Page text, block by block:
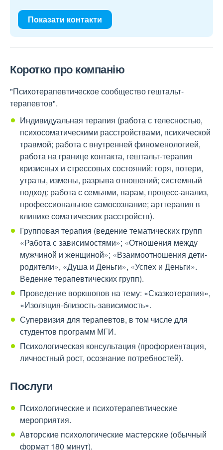
Показати контакти
Коротко про компанію
"Психотерапевтическое сообщество гештальт-
терапевтов".
Индивидуальная терапия (работа с телесностью,
психосоматическими расстройствами, психической
травмой; работа с внутренней финоменологией,
работа на границе контакта, гештальт-терапия
кризисных и стрессовых состояний: горя, потери,
утраты, измены, разрыва отношений; системный
подход: работа с семьями, парам, процесс-анализ,
профессиональное самосознание; арттерапия в
клинике соматических расстройств).
Групповая терапия (ведение тематических групп
«Работа с зависимостями»; «Отношения между
мужчиной и женщиной»; «Взаимоотношения дети-
родители», «Душа и Деньги», «Успех и Деньги».
Ведение терапевтических групп).
Проведение воркшопов на тему: «Сказкотерапия»,
«Изоляция-близость-зависимость».
Супервизия для терапевтов, в том числе для
студентов программ МГИ.
Психологическая консультация (профориентация,
личностный рост, осознание потребностей).
Послуги
Психологические и психотерапевтические
мероприятия.
Авторские психологические мастерские (обычный
формат 180 минут).